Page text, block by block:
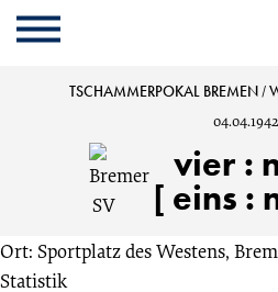
Cookie
Einstellungen
Zum
Inhalt
Cookie
Einstellungen
Kopfbereich
MENU
Bremer
TuRa
TSCHAMMERPOKAL BREMEN /
04.04.1942
vier :
[ eins :
Ort: Sportplatz des Westens,
Statistik